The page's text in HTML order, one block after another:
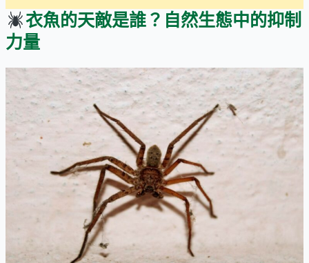
衣魚的天敵是誰？自然生態中的抑制
力量